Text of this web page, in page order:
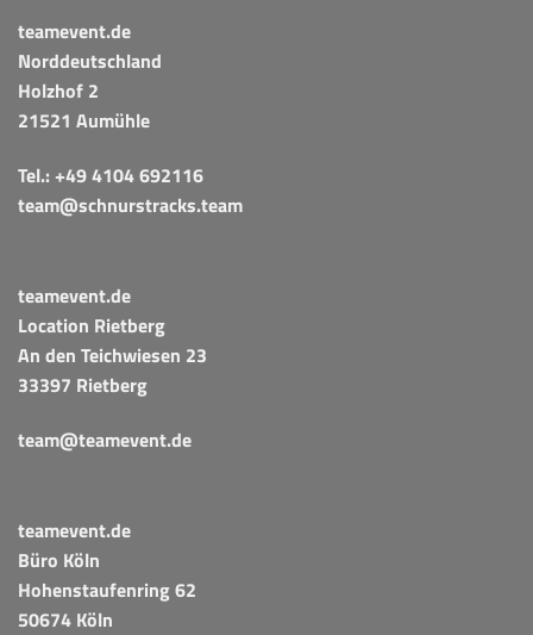
teamevent.de
Norddeutschland
Holzhof 2
21521 Aumühle
Tel.:+49 4104 692116
team@schnurstracks.team
teamevent.de
Location Rietberg
An den Teichwiesen 23
33397 Rietberg
team@teamevent.de
teamevent.de
Büro Köln
Hohenstaufenring 62
50674 Köln